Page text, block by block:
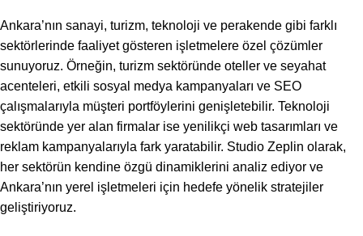
Ankara’nın sanayi, turizm, teknoloji ve perakende gibi farklı
sektörlerinde faaliyet gösteren işletmelere özel çözümler
sunuyoruz. Örneğin, turizm sektöründe oteller ve seyahat
acenteleri, etkili sosyal medya kampanyaları ve SEO
çalışmalarıyla müşteri portföylerini genişletebilir. Teknoloji
sektöründe yer alan firmalar ise yenilikçi web tasarımları ve
reklam kampanyalarıyla fark yaratabilir. Studio Zeplin olarak,
her sektörün kendine özgü dinamiklerini analiz ediyor ve
Ankara’nın yerel işletmeleri için hedefe yönelik stratejiler
geliştiriyoruz.